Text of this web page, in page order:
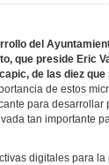
del
que preside Eric
de las diez
de estos
para
tan importante
digitales para